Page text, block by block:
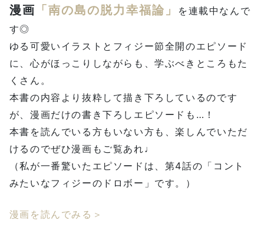
漫画 「南の島の脱力幸福論」
を連載中なんで
す◎
ゆる可愛いイラストとフィジー節全開のエピソード
に、心がほっこりしながらも、学ぶべきところもた
くさん。
本書の内容より抜粋して描き下ろしているのです
が、漫画だけの書き下ろしエピソードも…！
本書を読んでいる方もいない方も、楽しんでいただ
けるのでぜひ漫画もご覧あれ♩
（私が一番驚いたエピソードは、第4話の「コント
みたいなフィジーのドロボー」です。）
漫画を読んでみる＞